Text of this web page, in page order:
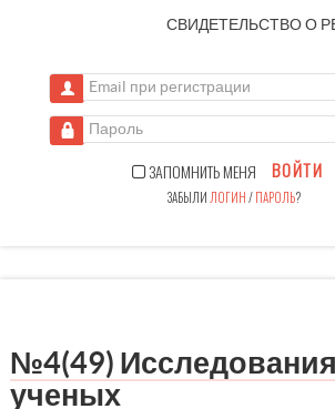
СВИДЕТЕЛЬСТВО О
Email при регистрации
Пароль
ЗАПОМНИТЬ МЕНЯ ВОЙТИ
ЗАБЫЛИ ЛОГИН/ПАРОЛЬ?
№4(49)
ученых